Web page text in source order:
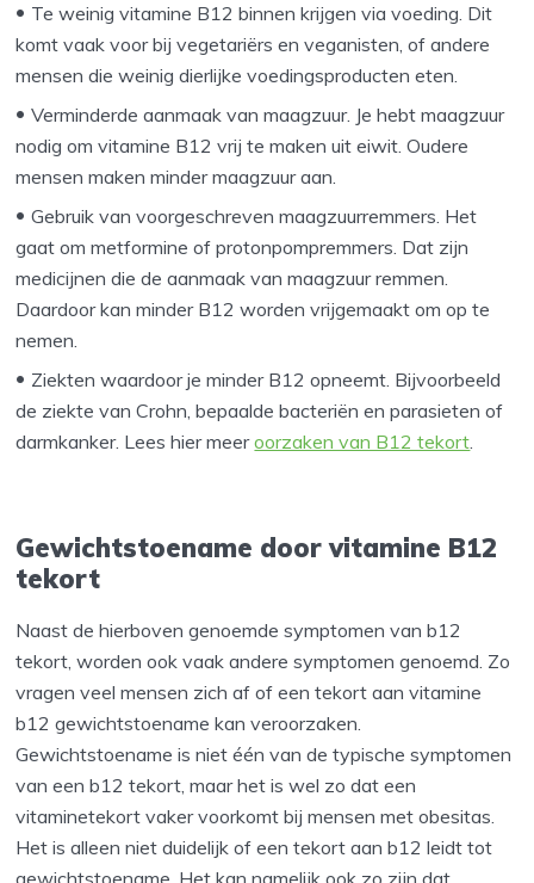
Te weinig vitamine B12 binnen krijgen via voeding. Dit
komt vaak voor bij vegetariërs en veganisten, of andere
mensen die weinig dierlijke voedingsproducten eten.
Verminderde aanmaak van maagzuur. Je hebt maagzuur
nodig om vitamine B12 vrij te maken uit eiwit. Oudere
mensen maken minder maagzuur aan.
Gebruik van voorgeschreven maagzuurremmers. Het
gaat om metformine of protonpompremmers. Dat zijn
medicijnen die de aanmaak van maagzuur remmen.
Daardoor kan minder B12 worden vrijgemaakt om op te
nemen.
Ziekten waardoor je minder B12 opneemt. Bijvoorbeeld
de ziekte van Crohn, bepaalde bacteriën en parasieten of
darmkanker. Lees hier meeroorzaken van B12 tekort.
Gewichtstoename door vitamine B12
tekort
Naast de hierboven genoemde symptomen van b12
tekort, worden ook vaak andere symptomen genoemd. Zo
vragen veel mensen zich af of een tekort aan vitamine
b12 gewichtstoename kan veroorzaken.
Gewichtstoename is niet één van de typische symptomen
van een b12 tekort, maar het is wel zo dat een
vitaminetekort vaker voorkomt bij mensen met obesitas.
Het is alleen niet duidelijk of een tekort aan b12 leidt tot
gewichtstoename. Het kan namelijk ook zo zijn dat